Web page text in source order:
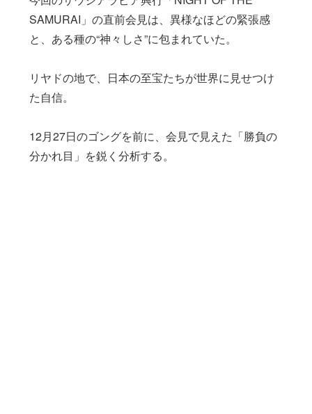
SAMURAI」の直前会見は、異様なほどの緊張感
と、ある種の“神々しさ”に包まれていた。
リヤドの地で、日本の至宝たちが世界に見せつけ
た自信。
12月27日のゴングを前に、会見で見えた「勝負の
分かれ目」を鋭く分析する。